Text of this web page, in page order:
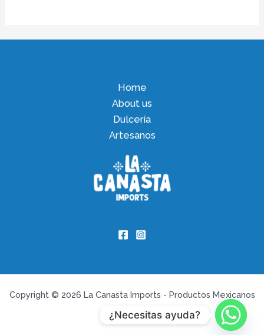
Home
About us
Dulcería
Artesanos
Copyright © 2026 La Canasta Imports - Productos Mexicanos
¿Necesitas ayuda?